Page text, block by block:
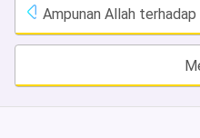
Ampunan Allah